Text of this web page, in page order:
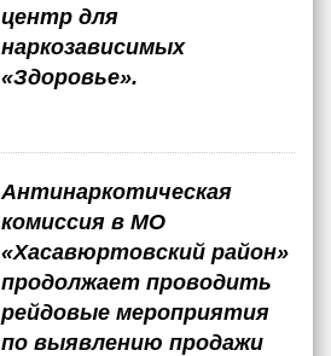
центр для
наркозависимых
«Здоровье».
Антинаркотическая
комиссия в МО
«Хасавюртовский район»
продолжает проводить
рейдовые мероприятия
по выявлению продажи